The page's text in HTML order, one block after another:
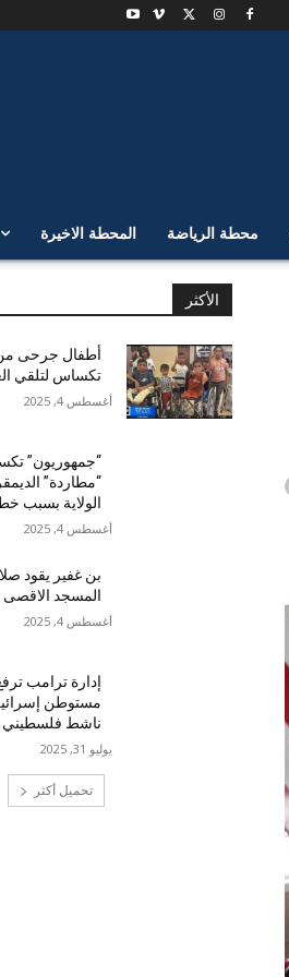
محطة الرياضة المحطة الاخيرة
الأكثر
أطفال جرحى
تكساس لتلقي
أغسطس 4, 2025
“جمهوريون”
“مطاردة”
الولاية بسبب
أغسطس 4, 2025
بن غفير يقود
المسجد الاقصى
أغسطس 4, 2025
إدارة ترامب
مستوطن
ناشط فلسطيني
يوليو 31, 2025
تحميل أكثر